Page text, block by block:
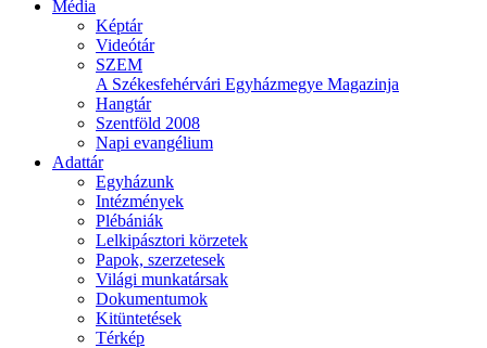
Média
Képtár
Videótár
SZEM
A Székesfehérvári Egyházmegye Magazinja
Hangtár
Szentföld 2008
Napi evangélium
Adattár
Egyházunk
Intézmények
Plébániák
Lelkipásztori körzetek
Papok, szerzetesek
Világi munkatársak
Dokumentumok
Kitüntetések
Térkép